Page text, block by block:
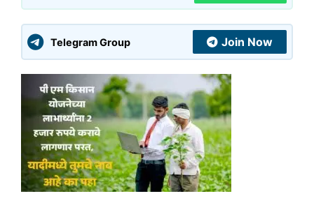
Telegram Group Join Now